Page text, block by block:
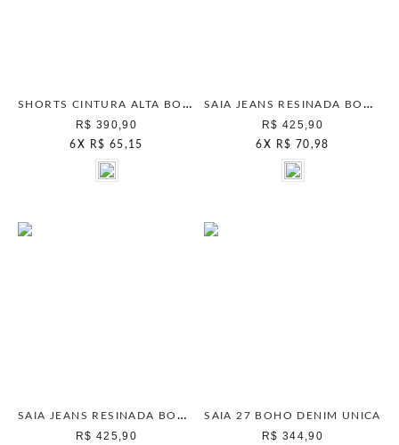
SHORTS CINTURA ALTA BOHO CHIC MOCHA MOUSSE
R$ 390,90
6 X R$ 65,15
SAIA JEANS RESINADA BOHO DOURADO
R$ 425,90
6 X R$ 70,98
SAIA JEANS RESINADA BOHO BROWN
R$ 425,90
SAIA 27 BOHO DENIM UNICA
R$ 344,90